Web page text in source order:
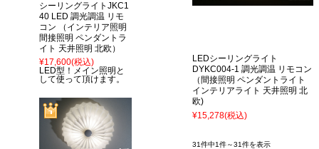
LEDシーリングライト
DYKC004-1 調光調温 リモコン
（間接照明 ペンダントライト
インテリアライト 天井照明 北
欧)
¥15,278(税込)
31件中1件～31件を表示
シーリングライトJKC1
40 LED 調光調温 リモ
コン （インテリア照明
間接照明 ペンダントラ
イト 天井照明 北欧）
¥17,600(税込)
LED型！メイン照明と
して使って頂けます。